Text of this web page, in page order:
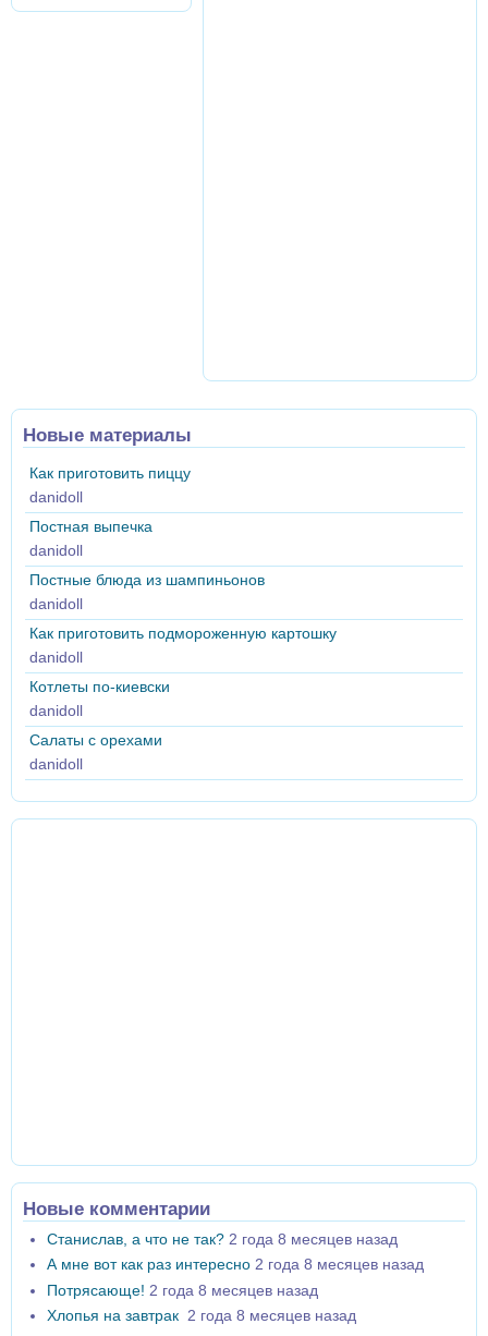
Новые материалы
Как приготовить пиццу
danidoll
Постная выпечка
danidoll
Постные блюда из шампиньонов
danidoll
Как приготовить подмороженную картошку
danidoll
Котлеты по-киевски
danidoll
Салаты с орехами
danidoll
Новые комментарии
Станислав, а что не так? 2 года 8 месяцев назад
А мне вот как раз интересно 2 года 8 месяцев назад
Потрясающе! 2 года 8 месяцев назад
Хлопья на завтрак 2 года 8 месяцев назад